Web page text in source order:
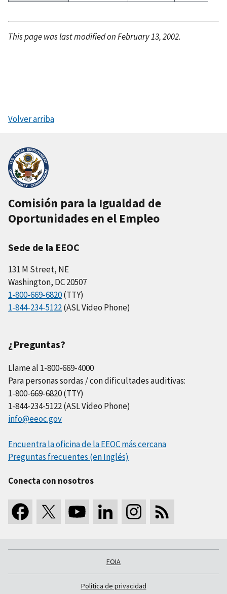
This page was last modified on February 13, 2002.
Volver arriba
Comisión para la Igualdad de
Oportunidades en el Empleo
Sede de la EEOC
131 M Street, NE
Washington, DC 20507
1-800-669-6820(TTY)
1-844-234-5122(ASL Video Phone)
¿Preguntas?
Llame al 1-800-669-4000
Para personas sordas / con dificultades auditivas:
1-800-669-6820 (TTY)
1-844-234-5122 (ASL Video Phone)
info@eeoc.gov
Encuentra la oficina de la EEOC más cercana
Preguntas frecuentes (en Inglés)
Conecta con nosotros
FOIA
Política de privacidad